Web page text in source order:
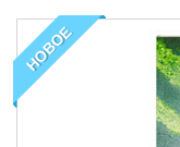
НОВОЕ